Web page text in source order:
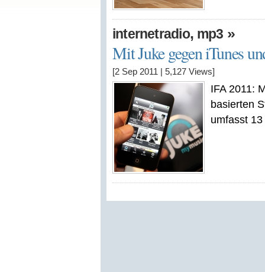
internetradio, mp3 »
Mit Juke gegen iTunes
[2 Sep 2011 5,127 Views]
IFA 2011:
basierten
umfasst